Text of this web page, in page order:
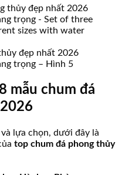
đẹp nhất 2026
trọng – Hình 5
mẫu chum đá
lựa chọn, dưới đây là
top chum đá phong thủy